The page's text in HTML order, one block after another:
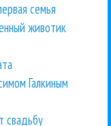
семья
животик
Галкиным
свадьбу